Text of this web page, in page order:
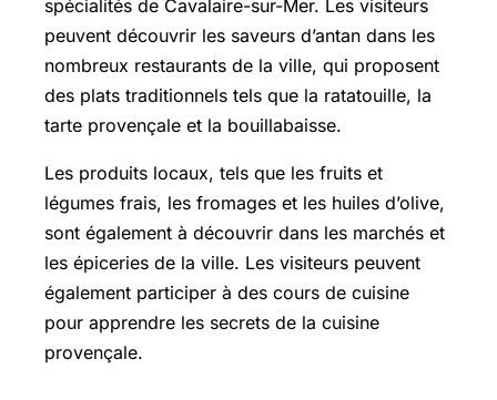
spécialités de Cavalaire-sur-Mer. Les visiteurs
peuvent découvrir les saveurs d’antan dans les
nombreux restaurants de la ville, qui proposent
des plats traditionnels tels que la ratatouille, la
tarte provençale et la bouillabaisse.
Les produits locaux, tels que les fruits et
légumes frais, les fromages et les huiles d’olive,
sont également à découvrir dans les marchés et
les épiceries de la ville. Les visiteurs peuvent
également participer à des cours de cuisine
pour apprendre les secrets de la cuisine
provençale.